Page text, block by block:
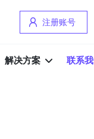
注册账号
解决方案 联系